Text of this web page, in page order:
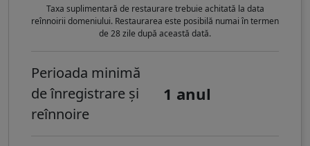
Taxa suplimentară de restaurare trebuie achitată la data
reînnoirii domeniului. Restaurarea este posibilă numai în termen
de 28 zile după această dată.
Perioada minimă
de înregistrare și
reînnoire
1 anul